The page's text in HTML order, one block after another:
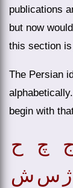
publications
but now
this section
The Persian idioms and proverbs are arranged
begin with
ح چ ج
ش س ژ